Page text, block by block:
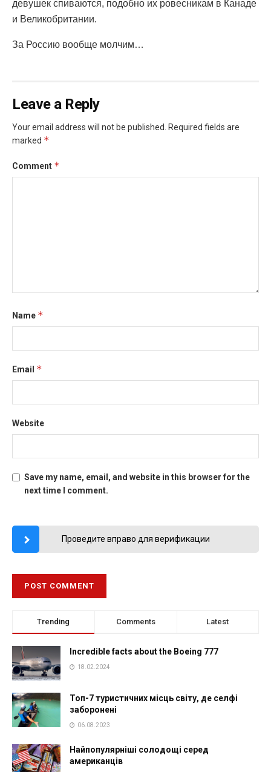
девушек спиваются, подобно их ровесникам в Канаде
и Великобритании.
За Россию вообще молчим…
Leave a Reply
Your email address will not be published.
Required fields are
marked *
Comment *
Name *
Email *
Website
Save my name, email, and website in this browser for the
next time I comment.
Проведите вправо для верификации
Trending Comments Latest
Incredible facts about the Boeing 777
18.02.2024
Топ-7 туристичних місць світу, де селфі
заборонені
06.08.2023
Найпопулярніші солодощі серед
американців